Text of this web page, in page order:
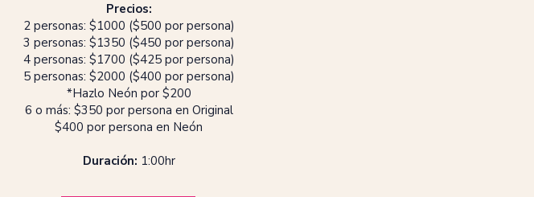
Precios:
2 personas: $1000 ($500 por persona)
3 personas: $1350 ($450 por persona)
4 personas: $1700 ($425 por persona)
5 personas: $2000 ($400 por persona)
​*Hazlo Neón por $200
6 o más: $350 por persona en Original
$400 por persona en Neón
Duración: 1:00hr